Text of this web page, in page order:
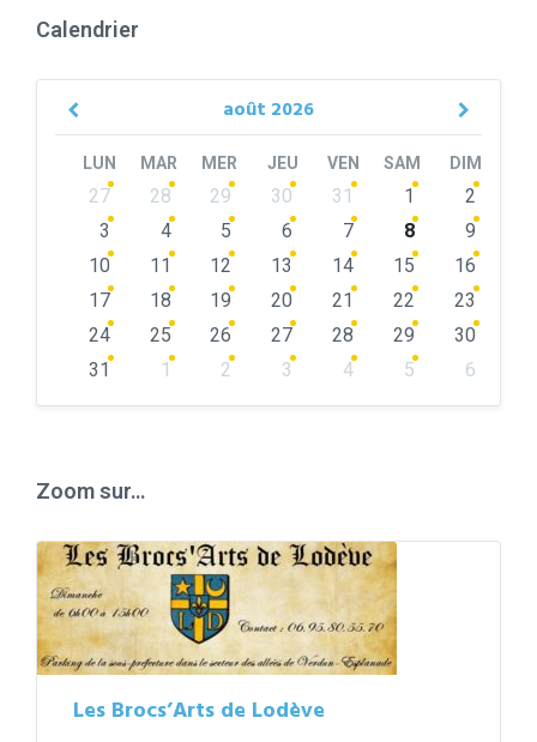
Calendrier
août 2026
Previous
LUN MAR MER JEU VEN SAM DIM
Skip
calendar
27 28 29 30 31 1
2
3
4 5 6 7 8
9
10
11 12 13 14 15
16
17
18 19 20 21 22
23
24
25 26 27 28 29
30
31
1 2 3 4 5
6
Zoom sur…
Les Brocs’Arts de Lodève